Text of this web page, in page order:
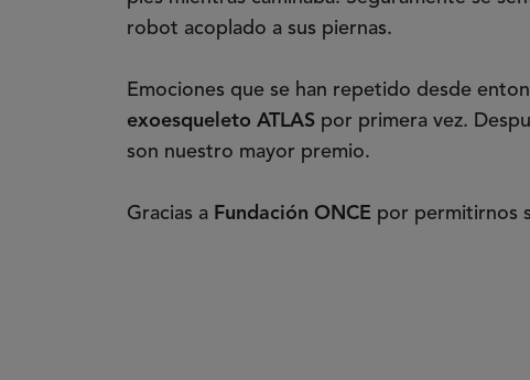
robot acoplado a sus piernas.
Emociones que se han repetido desde
exoesqueleto ATLAS por primera vez.
son nuestro mayor premio.
Gracias a Fundación ONCE por permitirnos